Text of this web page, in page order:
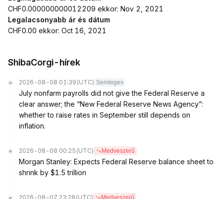
CHF0.000000000012209 ekkor: Nov 2, 2021
Legalacsonyabb ár és dátum
CHF0.00 ekkor: Oct 16, 2021
ShibaCorgi-hírek
2026-08-08 01:39 (UTC) Semleges
July nonfarm payrolls did not give the Federal Reserve a
clear answer; the “New Federal Reserve News Agency”:
whether to raise rates in September still depends on
inflation.
2026-08-08 00:25 (UTC) Medveszerű
Morgan Stanley: Expects Federal Reserve balance sheet to
shrink by $1.5 trillion
2026-08-07 23:28 (UTC) Medveszerű